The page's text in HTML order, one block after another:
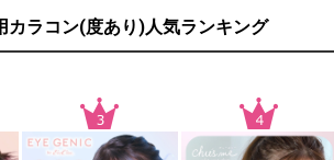
カラコン(度あり)人気ランキング